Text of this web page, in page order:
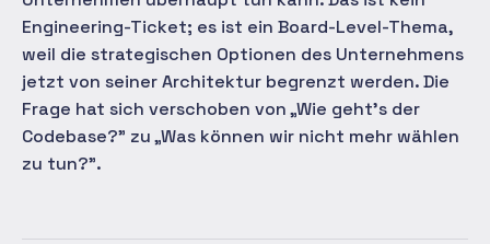
Engineering-Ticket; es ist ein Board-Level-Thema,
weil die strategischen Optionen des Unternehmens
jetzt von seiner Architektur begrenzt werden. Die
Frage hat sich verschoben von „Wie geht's der
Codebase?" zu „Was können wir nicht mehr wählen
zu tun?".